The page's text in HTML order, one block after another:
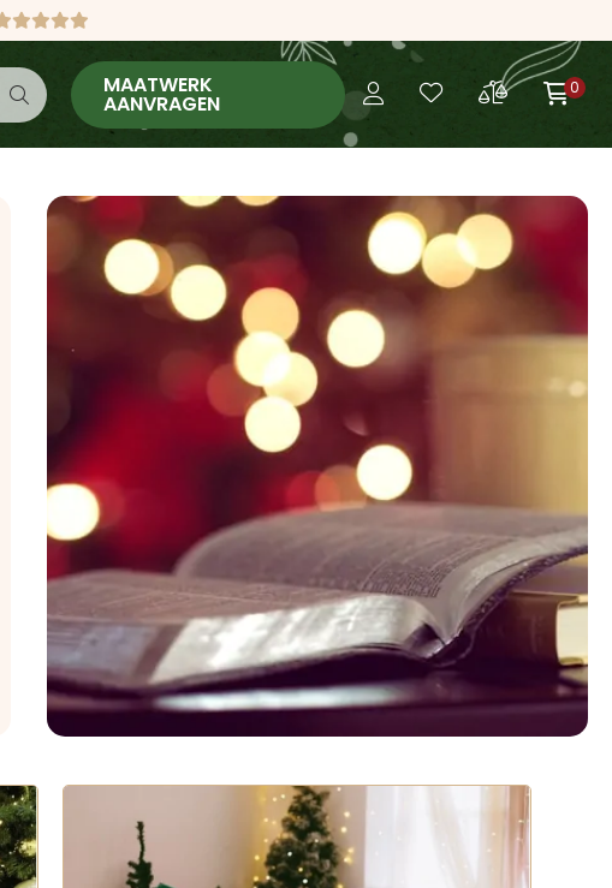
MAATWERK
AANVRAGEN
0